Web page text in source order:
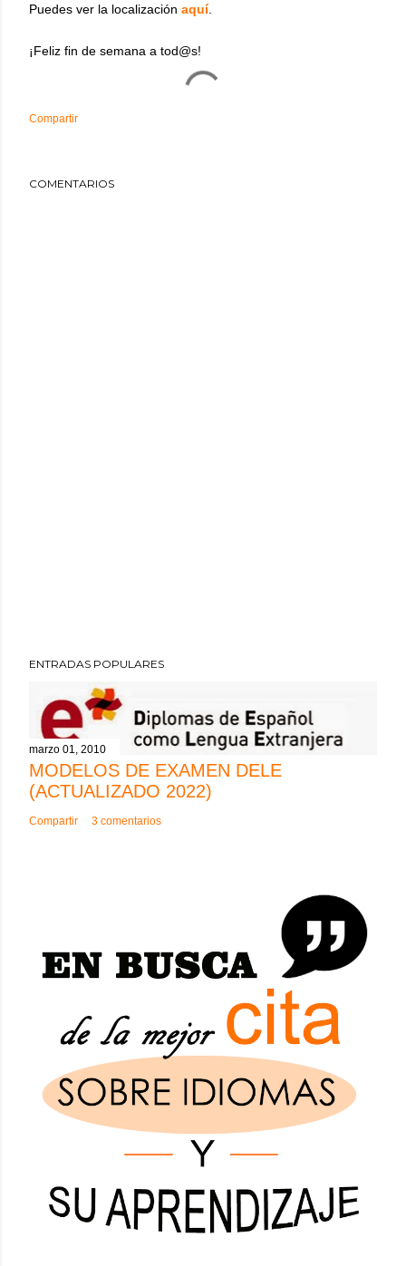
Puedes ver la localización aquí.
¡Feliz fin de semana a tod@s!
Compartir
COMENTARIOS
ENTRADAS POPULARES
marzo 01, 2010
MODELOS DE EXAMEN DELE
(ACTUALIZADO 2022)
Compartir 3 comentarios